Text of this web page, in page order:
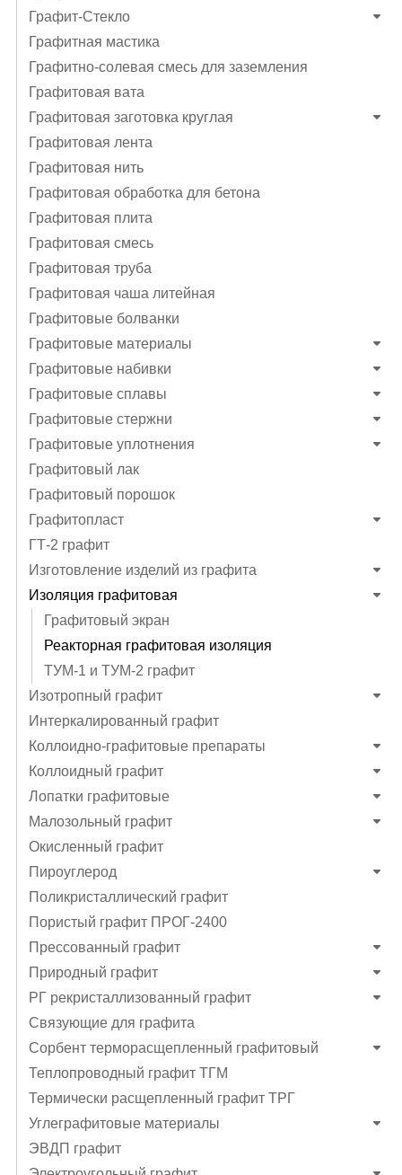
Графит-Стекло
Графитная мастика
Графитно-солевая смесь для заземления
Графитовая вата
Графитовая заготовка круглая
Графитовая лента
Графитовая нить
Графитовая обработка для бетона
Графитовая плита
Графитовая смесь
Графитовая труба
Графитовая чаша литейная
Графитовые болванки
Графитовые материалы
Графитовые набивки
Графитовые сплавы
Графитовые стержни
Графитовые уплотнения
Графитовый лак
Графитовый порошок
Графитопласт
ГТ-2 графит
Изготовление изделий из графита
Изоляция графитовая
Графитовый экран
Реакторная графитовая изоляция
ТУМ-1 и ТУМ-2 графит
Изотропный графит
Интеркалированный графит
Коллоидно-графитовые препараты
Коллоидный графит
Лопатки графитовые
Малозольный графит
Окисленный графит
Пироуглерод
Поликристаллический графит
Пористый графит ПРОГ-2400
Прессованный графит
Природный графит
РГ рекристаллизованный графит
Связующие для графита
Сорбент терморасщепленный графитовый
Теплопроводный графит ТГМ
Термически расщепленный графит ТРГ
Углеграфитовые материалы
ЭВДП графит